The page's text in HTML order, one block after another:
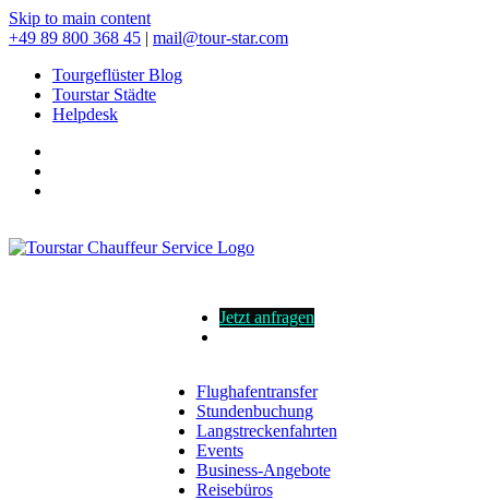
Skip to main content
+49 89 800 368 45 | mail@tour-star.com
Tourgeflüster Blog
Tourstar Städte
Helpdesk
Flughafentransfer
Stundenbuchung
Langstreckenfahrten
Events
Business-Angebote
Reisebüros
Jetzt anfragen